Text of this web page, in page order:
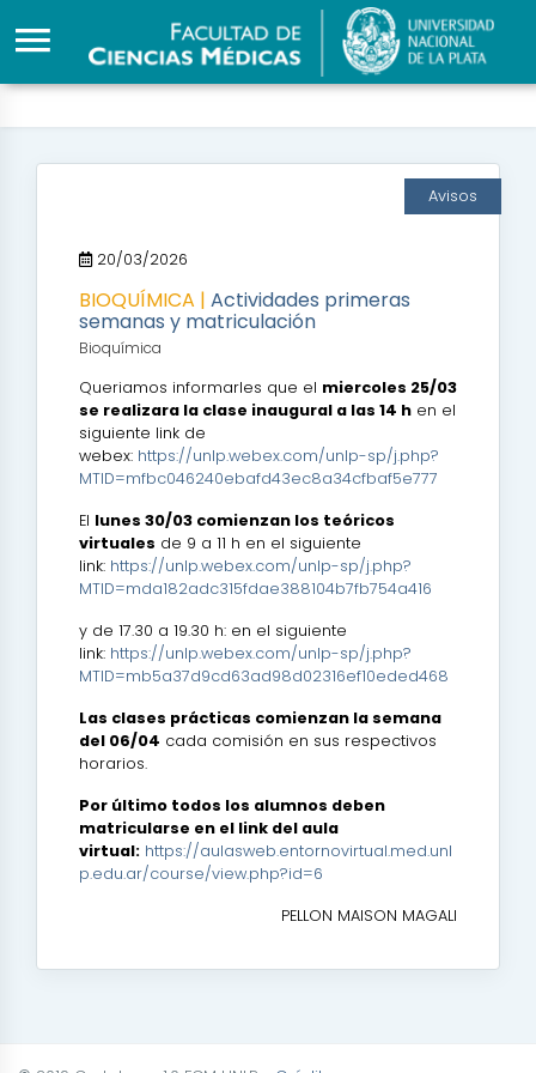
Avisos
20/03/2026
BIOQUÍMICA | Actividades primeras
semanas y matriculación
Bioquímica
Queriamos informarles que el miercoles 25/03
se realizara la clase inaugural a las 14 h en el
siguiente link de
webex: https://unlp.webex.com/unlp-sp/j.php?
MTID=mfbc046240ebafd43ec8a34cfbaf5e777
El lunes 30/03 comienzan los teóricos
virtuales de 9 a 11 h en el siguiente
link: https://unlp.webex.com/unlp-sp/j.php?
MTID=mda182adc315fdae388104b7fb754a416
y de 17.30 a 19.30 h: en el siguiente
link: https://unlp.webex.com/unlp-sp/j.php?
MTID=mb5a37d9cd63ad98d02316ef10eded468
Las clases prácticas comienzan la semana
del 06/04 cada comisión en sus respectivos
horarios.
Por último todos los alumnos deben
matricularse en el link del aula
virtual: https://aulasweb.entornovirtual.med.unl
p.edu.ar/course/view.php?id=6
PELLON MAISON MAGALI